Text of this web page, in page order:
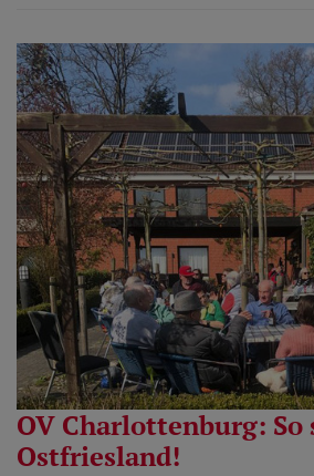
OV Charlottenburg: So
Ostfriesland!